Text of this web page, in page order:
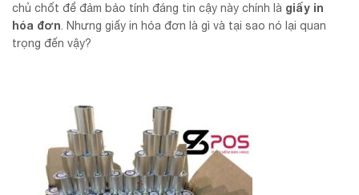
chủ chốt để đảm bảo tính đáng tin cậy này chính là giấy in
hóa đơn. Nhưng giấy in hóa đơn là gì và tại sao nó lại quan
trọng đến vậy?